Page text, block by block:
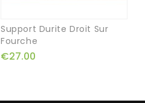
Support Durite Droit Sur
Fourche
€27.00